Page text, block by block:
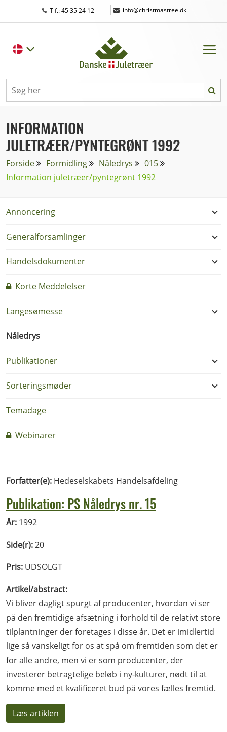
Tlf.: 45 35 24 12 | info@christmastree.dk
INFORMATION
JULETRÆER/PYNTEGRØNT 1992
Forside Formidling Nåledrys
015
Information juletræer/pyntegrønt 1992
Annoncering
Generalforsamlinger
Handelsdokumenter
Korte Meddelelser
Langesømesse
Nåledrys
Publikationer
Sorteringsmøder
Temadage
Webinarer
Forfatter(e): Hedeselskabets Handelsafdeling
Publikation: PS Nåledrys nr. 15
År: 1992
Side(r):20
Pris: UDSOLGT
Artikel/abstract:
Vi bliver dagligt spurgt af producenter, hvordan vi ser
på den fremtidige afsætning i forhold til de relativt store
tilplantninger der foretages i disse år. Det er imidlertid
lige så vanskeligt for os at spå om fremtiden som det er
for alle andre, men vi er som producenter, der
investerer betragtelige beløb i ny-kulturer, nødt til at
komme med et kvalificeret bud på vores fælles fremtid.
Læs artiklen